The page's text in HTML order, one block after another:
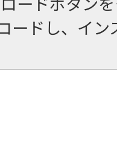
ードし、イ